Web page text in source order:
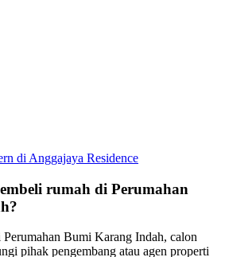
di Anggajaya Residence
rumah di Perumahan
Bumi Karang Indah, calon
pihak pengembang atau agen properti